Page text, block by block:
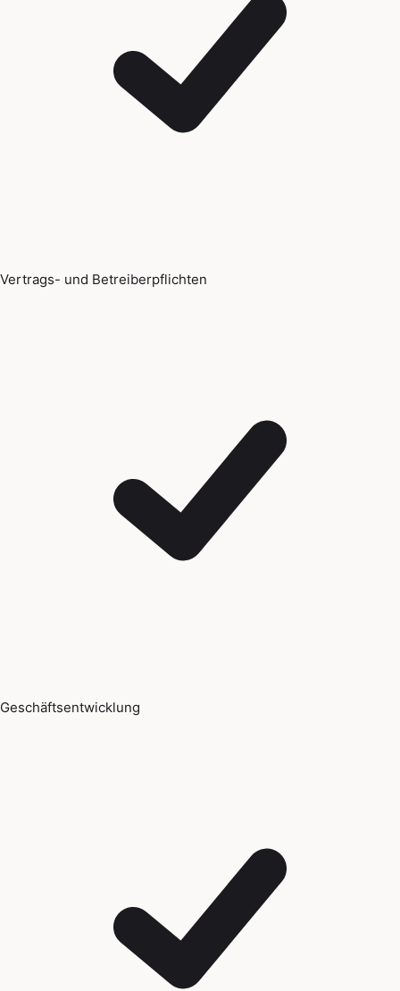
Vertrags- und Betreiberpflichten
Geschäftsentwicklung